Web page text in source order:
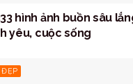
hình ảnh buồn sâu
yêu, cuộc sống